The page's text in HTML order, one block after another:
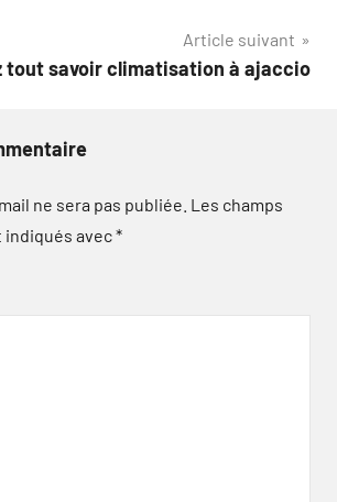
Article suivant
tout savoir climatisation à ajaccio
ne sera pas publiée. Les champs
avec*